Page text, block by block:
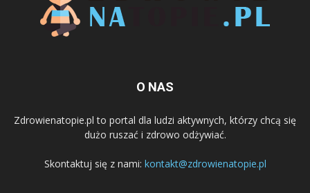
O NAS
Zdrowienatopie.pl to portal dla ludzi aktywnych, którzy chcą się
dużo ruszać i zdrowo odżywiać.
Skontaktuj się z nami: kontakt@zdrowienatopie.pl